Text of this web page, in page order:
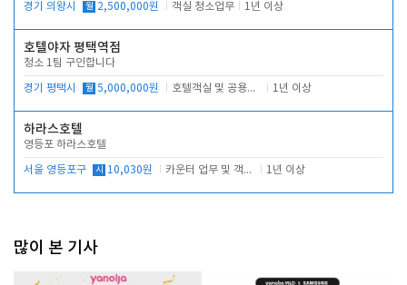
경기 의왕시 월 2,500,000원 객실 청소업무 1년 이상
호텔야자 평택역점
청소 1팀 구인합니다
경기 평택시 월 5,000,000원 호텔객실 및 공용시설 청소 관리 1년 이상
하라스호텔
영등포 하라스호텔
서울 영등포구 시 10,030원 카운터 업무 및 객실관리(청소상태 확인, 객실판매) 1년 이상
많이 본 기사